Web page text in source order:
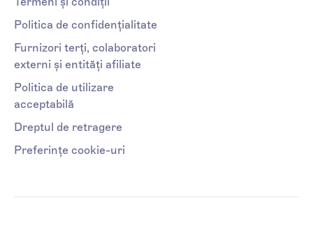
Politica de confidențialitate
Furnizori terți, colaboratori
externi și entități afiliate
Politica de utilizare
acceptabilă
Dreptul de retragere
Preferințe cookie-uri